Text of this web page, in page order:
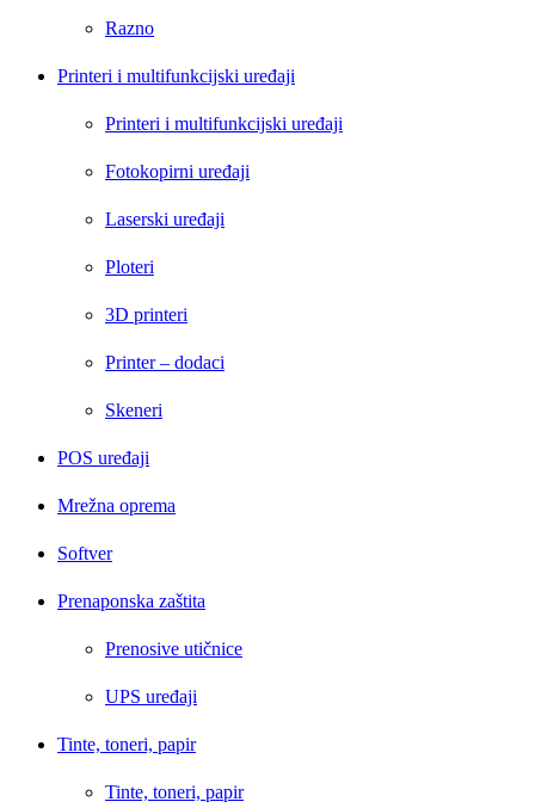
Razno
Printeri i multifunkcijski uređaji
Printeri i multifunkcijski uređaji
Fotokopirni uređaji
Laserski uređaji
Ploteri
3D printeri
Printer – dodaci
Skeneri
POS uređaji
Mrežna oprema
Softver
Prenaponska zaštita
Prenosive utičnice
UPS uređaji
Tinte, toneri, papir
Tinte, toneri, papir